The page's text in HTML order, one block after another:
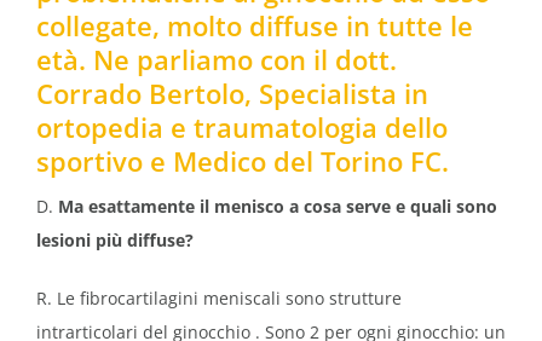
collegate, molto diffuse in tutte le
età. Ne parliamo con il dott.
Corrado Bertolo, Specialista in
ortopedia e traumatologia dello
sportivo e Medico del Torino FC.
D. Ma esattamente il menisco a cosa serve e quali sono
lesioni più diffuse?
R. Le fibrocartilagini meniscali sono strutture
intrarticolari del ginocchio . Sono 2 per ogni ginocchio: un